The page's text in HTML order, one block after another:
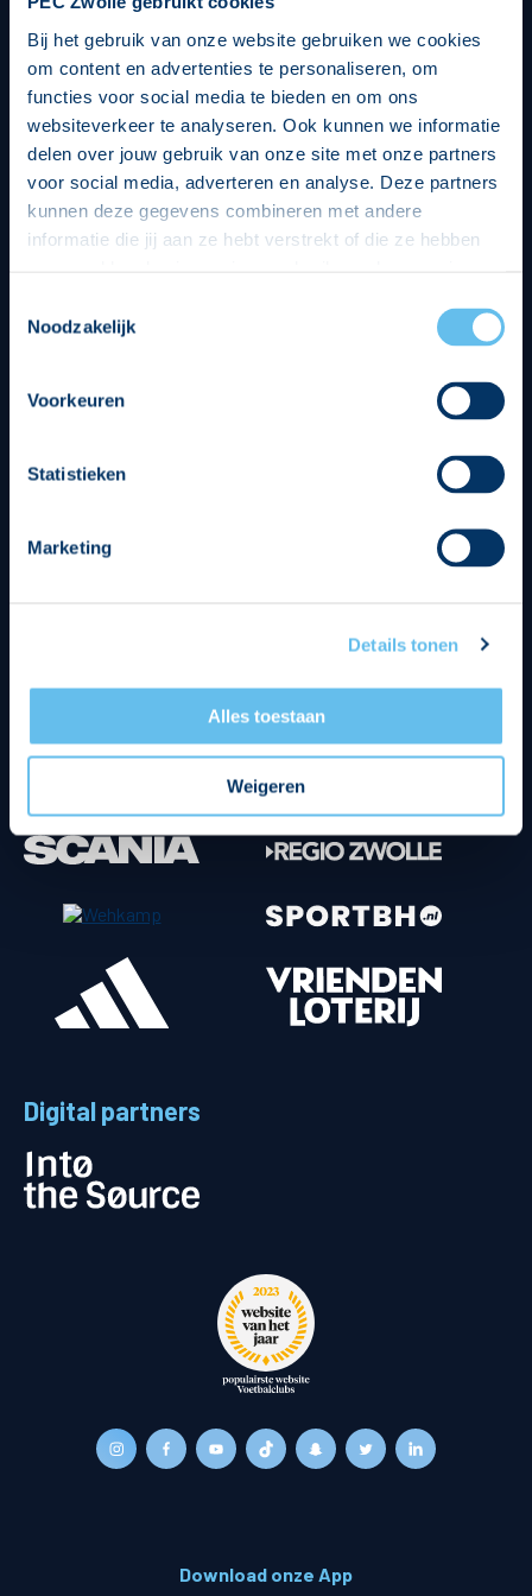
Bij het gebruik van onze website gebruiken we cookies
om content en advertenties te personaliseren, om
functies voor social media te bieden en om ons
websiteverkeer te analyseren. Ook kunnen we informatie
delen over jouw gebruik van onze site met onze partners
voor social media, adverteren en analyse. Deze partners
kunnen deze gegevens combineren met andere
informatie die jij aan ze hebt verstrekt of die ze hebben
op een veilige en integere wijze. Je kunt je toestemming
beheren op de privacy- en cookieverklaring pagina.
Noodzakelijk
Voorkeuren
Statistieken
Marketing
Details tonen
Alles toestaan
Weigeren
Digital partners
Download onze App